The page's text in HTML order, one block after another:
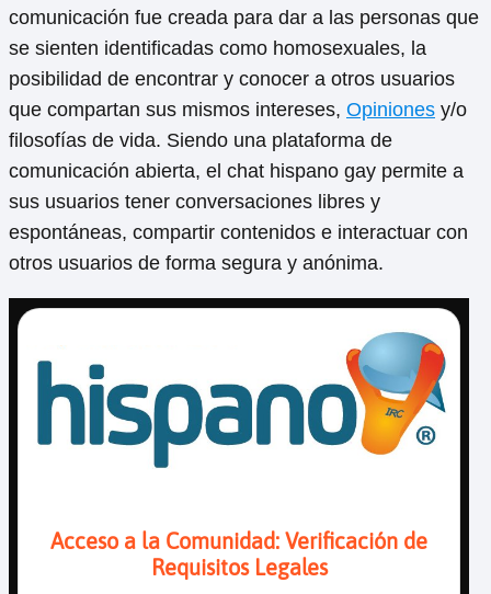
comunicación fue creada para dar a las personas que
se sienten identificadas como homosexuales, la
posibilidad de encontrar y conocer a otros usuarios
que compartan sus mismos intereses, Opiniones y/o
filosofías de vida. Siendo una plataforma de
comunicación abierta, el chat hispano gay permite a
sus usuarios tener conversaciones libres y
espontáneas, compartir contenidos e interactuar con
otros usuarios de forma segura y anónima.